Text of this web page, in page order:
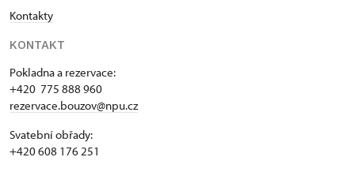
Kontakty
KONTAKT
Pokladna a rezervace:
+420 775 888 960
rezervace.bouzov@npu.cz
Svatební obřady:
+420 608 176 251